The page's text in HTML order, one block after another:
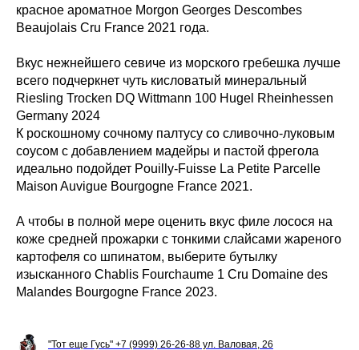
красное ароматное Morgon Georges Descombes
Beaujolais Cru France 2021 года.
Вкус нежнейшего севиче из морского гребешка лучше
всего подчеркнет чуть кисловатый минеральный
Riesling Trocken DQ Wittmann 100 Hugel Rheinhessen
Germany 2024
К роскошному сочному палтусу со сливочно-луковым
соусом с добавлением мадейры и пастой фрегола
идеально подойдет Pouilly-Fuisse La Petite Parcelle
Maison Auvigue Bourgogne France 2021.
А чтобы в полной мере оценить вкус филе лосося на
коже средней прожарки с тонкими слайсами жареного
картофеля со шпинатом, выберите бутылку
изысканного Chablis Fourchaume 1 Cru Domaine des
Malandes Bourgogne France 2023.
"Тот еще Гусь" +7 (9999) 26-26-88 ул. Валовая, 26